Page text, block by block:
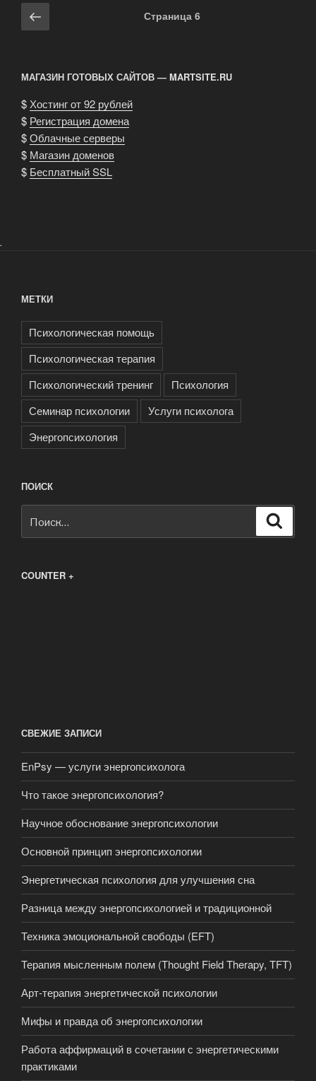
Навигация
по
Предыдущая
страница
Страница 6
МАГАЗИН ГОТОВЫХ САЙТОВ — MARTSITE.RU
$Хостинг от 92 рублей
$ Регистрация домена
$Облачные серверы
$ Магазин доменов
$ Бесплатный SSL
.
МЕТКИ
Психологическая помощь
Психологическая терапия
Психологический тренинг
Психология
Семинар психологии
Услуги психолога
Энергопсихология
ПОИСК
COUNTER +
СВЕЖИЕ ЗАПИСИ
EnPsy — услуги энергопсихолога
Что такое энергопсихология?
Научное обоснование энергопсихологии
Основной принцип энергопсихологии
Энергетическая психология для улучшения сна
Разница между энергопсихологией и традиционной
Техника эмоциональной свободы (EFT)
Терапия мысленным полем (Thought Field Therapy, TFT)
Арт-терапия энергетической психологии
Мифы и правда об энергопсихологии
Работа аффирмаций в сочетании с энергетическими
практиками